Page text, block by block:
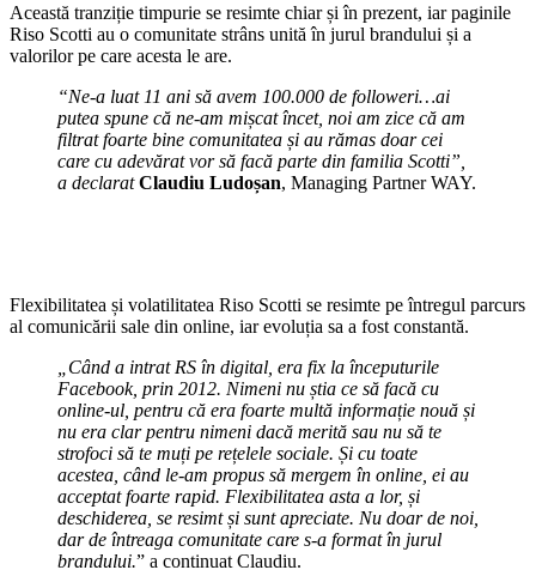
Această tranziție timpurie se resimte chiar și în prezent, iar paginile
Riso Scotti au o comunitate strâns unită în jurul brandului și a
valorilor pe care acesta le are.
“Ne-a luat 11 ani să avem 100.000 de followeri…ai
putea spune că ne-am mișcat încet, noi am zice că am
filtrat foarte bine comunitatea și au rămas doar cei
care cu adevărat vor să facă parte din familia Scotti”,
a declaratClaudiu Ludoșan, Managing Partner WAY.
Flexibilitatea și volatilitatea Riso Scotti se resimte pe întregul parcurs
al comunicării sale din online, iar evoluția sa a fost constantă.
„Când a intrat RS în digital, era fix la începuturile
Facebook, prin 2012. Nimeni nu știa ce să facă cu
online-ul, pentru că era foarte multă informație nouă și
nu era clar pentru nimeni dacă merită sau nu să te
strofoci să te muți pe rețelele sociale. Și cu toate
acestea, când le-am propus să mergem în online, ei au
acceptat foarte rapid. Flexibilitatea asta a lor, și
deschiderea, se resimt și sunt apreciate. Nu doar de noi,
dar de întreaga comunitate care s-a format în jurul
brandului.” a continuat Claudiu.